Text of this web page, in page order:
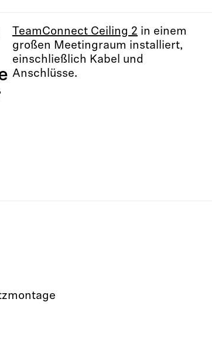
TeamConnect Ceiling 2 in einem
großen Meetingraum installiert,
einschließlich Kabel und
Anschlüsse.